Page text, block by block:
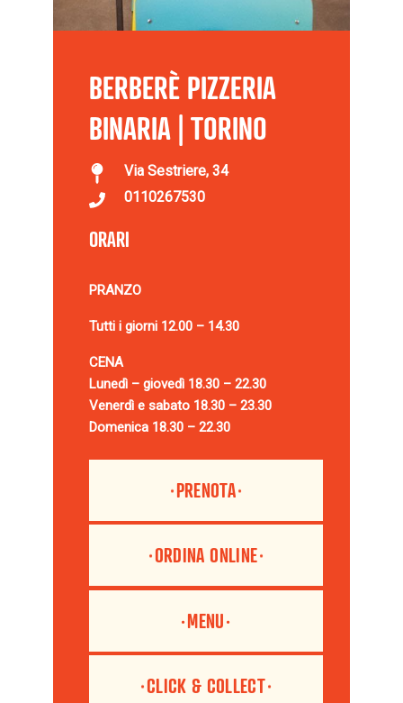
BERBERÈ PIZZERIA
BINARIA | TORINO
Via Sestriere, 34
0110267530
ORARI
PRANZO
Tutti i giorni 12.00 – 14.30
CENA
Lunedì – giovedì 18.30 – 22.30
Venerdì e sabato 18.30 – 23.30
Domenica 18.30 – 22.30
PRENOTA
ORDINA ONLINE
MENU
CLICK & COLLECT